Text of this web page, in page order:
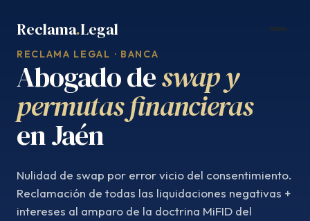
Reclama.Legal
RECLAMA LEGAL · BANCA
Abogado deswap y
permutas financieras
en Jaén
Nulidad de swap por error vicio del consentimiento.
Reclamación de todas las liquidaciones negativas +
intereses al amparo de la doctrina MiFID del